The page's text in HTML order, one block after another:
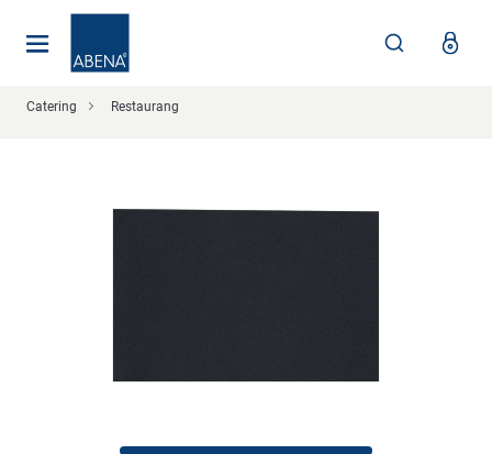
Catering Restaurang